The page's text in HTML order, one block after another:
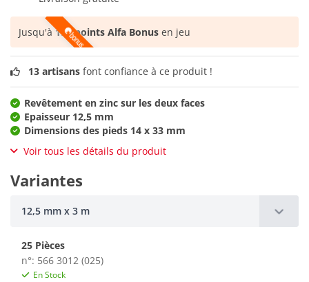
Jusqu'à192 points Alfa Bonus en jeu
13 artisans font confiance à ce produit !
Revêtement en zinc sur les deux faces
Epaisseur 12,5 mm
Dimensions des pieds 14 x 33 mm
Voir tous les détails du produit
Variantes
12,5 mm x 3 m
25 Pièces
n°: 566 3012 (025)
En Stock